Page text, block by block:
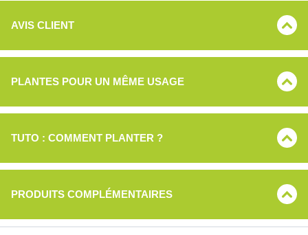
AVIS CLIENT
PLANTES POUR UN MÊME USAGE
TUTO : COMMENT PLANTER ?
PRODUITS COMPLÉMENTAIRES